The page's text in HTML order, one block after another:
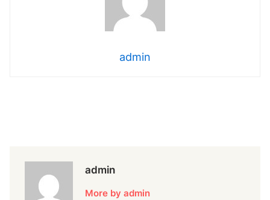
admin
admin
More by admin